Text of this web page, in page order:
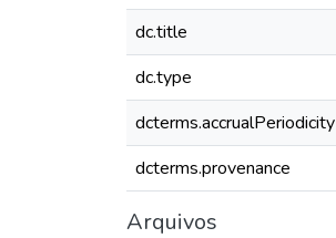
dc.title
dc.type
dcterms.accrualPeriodicity
dcterms.provenance
Arquivos